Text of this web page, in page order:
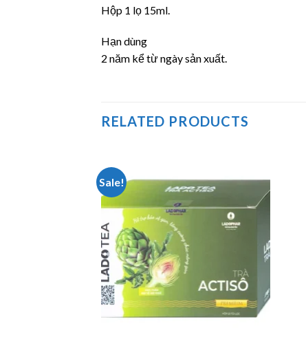
Hộp 1 lọ 15ml.
Hạn dùng
2 năm kể từ ngày sản xuất.
RELATED PRODUCTS
Sale!